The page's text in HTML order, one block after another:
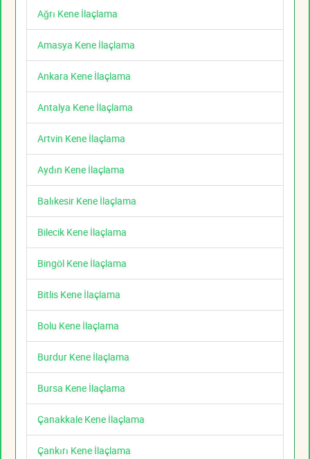
Ağrı Kene İlaçlama
Amasya Kene İlaçlama
Ankara Kene İlaçlama
Antalya Kene İlaçlama
Artvin Kene İlaçlama
Aydın Kene İlaçlama
Balıkesir Kene İlaçlama
Bilecik Kene İlaçlama
Bingöl Kene İlaçlama
Bitlis Kene İlaçlama
Bolu Kene İlaçlama
Burdur Kene İlaçlama
Bursa Kene İlaçlama
Çanakkale Kene İlaçlama
Çankırı Kene İlaçlama